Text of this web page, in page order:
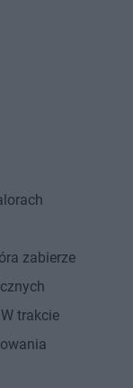
zabierze
trakcie